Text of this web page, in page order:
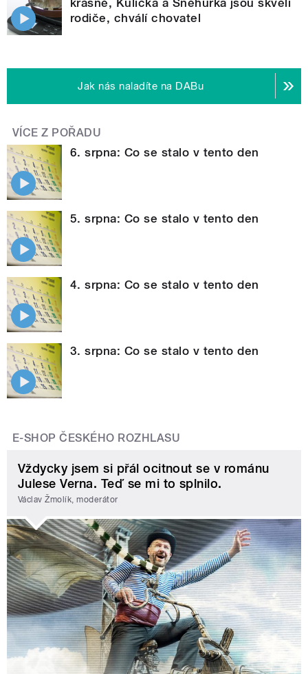
rodiče, chválí chovatel
Jak nás naladíte na DABu
VÍCE Z POŘADU
6. srpna: Co se stalo v tento den
5. srpna: Co se stalo v tento den
4. srpna: Co se stalo v tento den
3. srpna: Co se stalo v tento den
E-SHOP ČESKÉHO ROZHLASU
Vždycky jsem si přál ocitnout se v románu
Julese Verna. Teď se mi to splnilo.
Václav Žmolík, moderátor